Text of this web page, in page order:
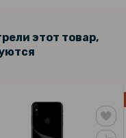
этот товар,